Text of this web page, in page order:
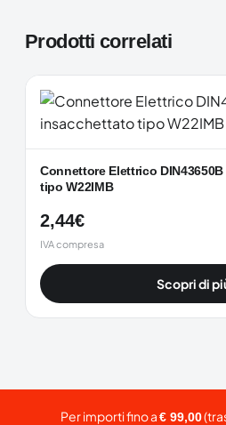
Prodotti correlati
Connettore Elettrico
tipo W22IMB
2,44€
IVA compresa
Scopri di
Per importi fino a€ 99,00